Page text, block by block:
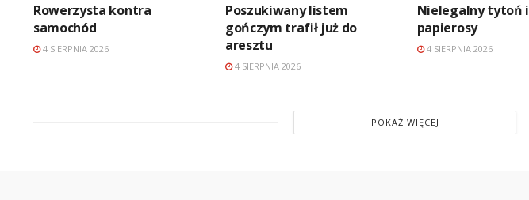
Rowerzysta kontra
samochód
4 SIERPNIA 2026
Poszukiwany listem
gończym trafił już do
aresztu
4 SIERPNIA 2026
Nielegalny tytoń i
papierosy
4 SIERPNIA 2026
POKAŻ WIĘCEJ